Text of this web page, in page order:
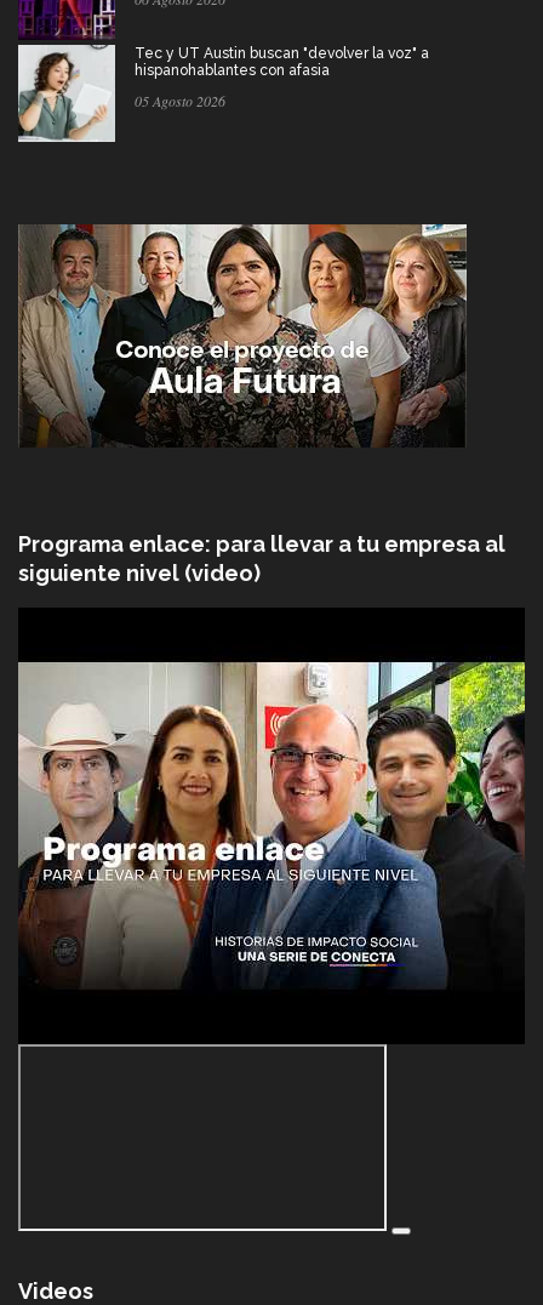
Tec y UT Austin buscan "devolver la voz" a
hispanohablantes con afasia
05 Agosto 2026
Programa enlace: para llevar a tu empresa al
siguiente nivel (video)
Videos